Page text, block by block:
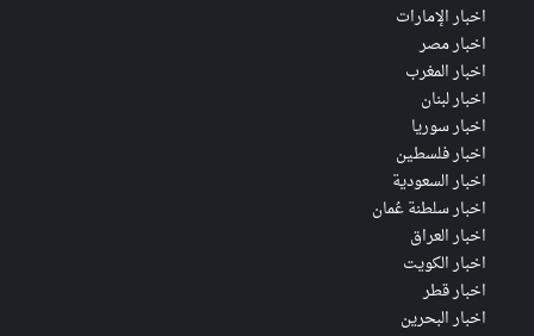
اخبار الإمارات
اخبار مصر
اخبار المغرب
اخبار لبنان
اخبار سوريا
اخبار فلسطين
اخبار السعودية
اخبار سلطنة عُمان
اخبار العراق
اخبار الكويت
اخبار قطر
اخبار البحرين